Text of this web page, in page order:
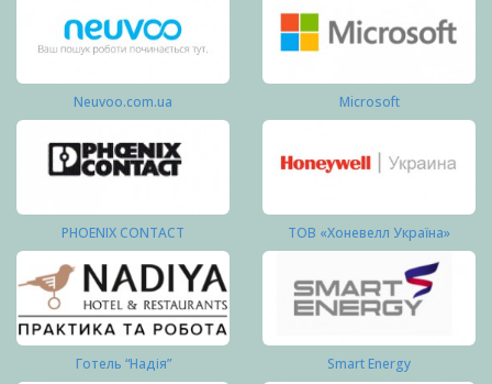
Neuvoo.com.ua Microsoft
PHOENIX CONTACT ТОВ «Хоневелл Україна»
Готель “Надія” Smart Energy